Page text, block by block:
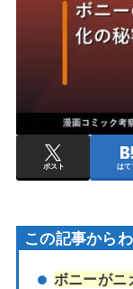
ポスト はて
この記事から
ボニーがニ